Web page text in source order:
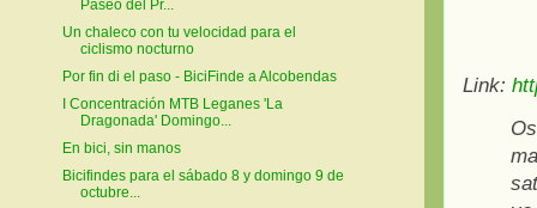
Link:
Paseo del Pr...
Un chaleco con tu velocidad para el
ciclismo nocturno
Por fin di el paso - BiciFinde a Alcobendas
I Concentración MTB Leganes 'La
Dragonada' Domingo...
En bici, sin manos
Bicifindes para el sábado 8 y domingo 9 de
octubre...